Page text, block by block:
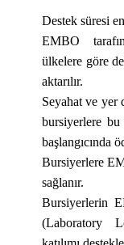
KURUMSAL
Hakkımızda
Tarihçe
Misyon,
Tanıtım
Üniversite
Rektör
Rektör
Rektör
Stratejik
Stratejik
2022-
İdare
Yönetim
AKADEMİK
Lisansüstü
Fakülteler
Sağlık
Meslek
Akçadağ
ÖĞRENCİ
Öğrenci
OBS
OBS (
Öğrenci
Mezun Bilgi
ARAŞTIRMA
Uygulama
Arı
Araştırma
İDARİ
Genel
E-HİZMET
Destek süresi
EMBO
ülkelere göre
aktarılır.
Seyahat ve yer
bursiyerlere
başlangıcında
Bursiyerlere
sağlanır.
Bursiyerlerin
(Laboratory